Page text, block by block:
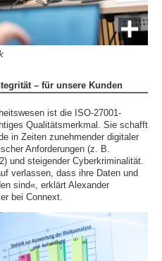
– für unsere Kunden
ist die ISO-27001-
Qualitätsmerkmal. Sie schafft
in Zeiten zunehmender digitaler
Anforderungen (z. B.
und steigender Cyberkriminalität.
verlassen, dass ihre Daten und
sind«, erklärt Alexander
bei Connext.